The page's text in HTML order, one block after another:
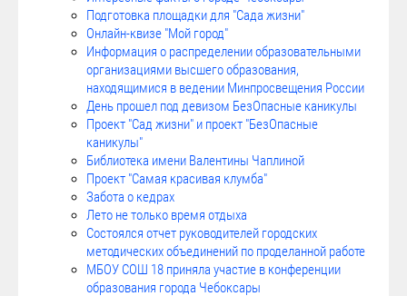
Подготовка площадки для "Сада жизни"
Онлайн-квизе "Мой город"
Информация о распределении образовательными
организациями высшего образования,
находящимися в ведении Минпросвещения России
День прошел под девизом БезОпасные каникулы
Проект "Сад жизни" и проект "БезОпасные
каникулы"
Библиотека имени Валентины Чаплиной
Проект "Самая красивая клумба"
Забота о кедрах
Лето не только время отдыха
Состоялся отчет руководителей городских
методических объединений по проделанной работе
МБОУ СОШ 18 приняла участие в конференции
образования города Чебоксары